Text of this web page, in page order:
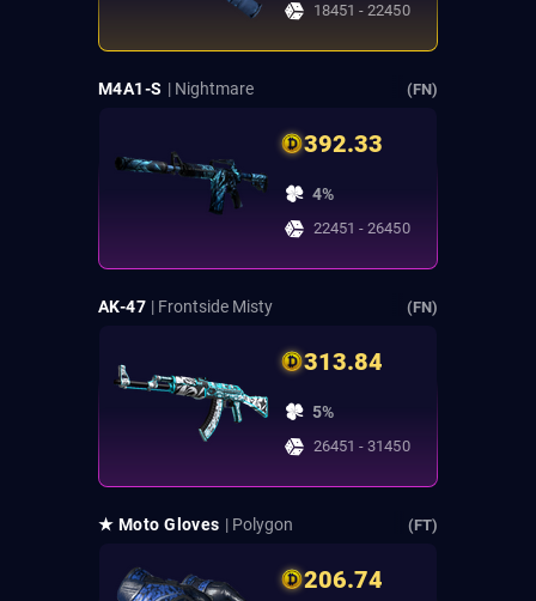
18451 - 22450
M4A1-S | Nightmare (FN)
392.33
4%
22451 - 26450
AK-47 | Frontside Misty (FN)
313.84
5%
26451 - 31450
★ Moto Gloves | Polygon (FT)
206.74